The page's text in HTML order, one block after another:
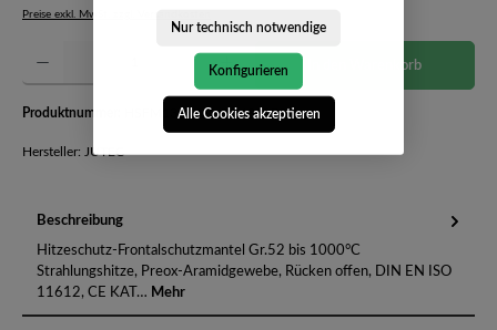
Preise exkl. MwSt. zzgl. Versandkosten
Produkt Anzahl: Gib den gewünschten Wert ein oder benutze die Schaltflächen um die
In den Warenkorb
Produktnummer: HSFM130KA-1-52-6315700
Hersteller: JUTEC
Beschreibung
Hitzeschutz-Frontalschutzmantel Gr.52 bis 1000°C
Strahlungshitze, Preox-Aramidgewebe, Rücken offen, DIN EN ISO
11612, CE KAT… Mehr
Nur technisch notwendige
Konfigurieren
Alle Cookies akzeptieren